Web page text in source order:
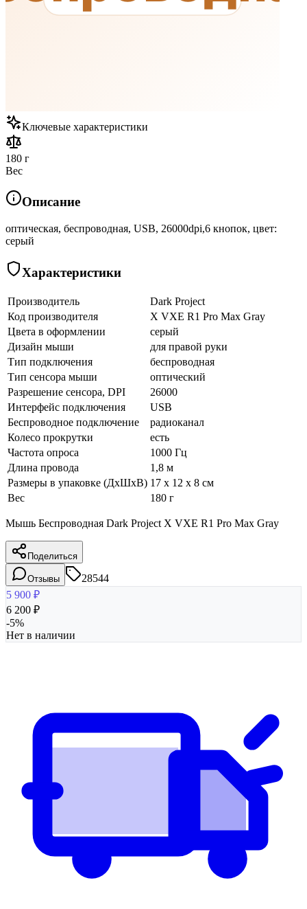
Ключевые характеристики
180 г
Вес
Описание
оптическая, беспроводная, USB, 26000dpi,6 кнопок, цвет:
серый
Характеристики
Производитель
Dark Project
Код производителя
X VXE R1 Pro Max Gray
Цвета в оформлении
серый
Дизайн мыши
для правой руки
Тип подключения
беспроводная
Тип сенсора мыши
оптический
Разрешение сенсора, DPI
26000
Интерфейс подключения
USB
Беспроводное подключение
радиоканал
Колесо прокрутки
есть
Частота опроса
1000 Гц
Длина провода
1,8 м
Размеры в упаковке (ДхШхВ) 17 x 12 x 8 см
Вес
180 г
Мышь Беспроводная Dark Project X VXE R1 Pro Max Gray
Поделиться
Отзывы
28544
5 900 ₽
6 200 ₽
-5%
Нет в наличии